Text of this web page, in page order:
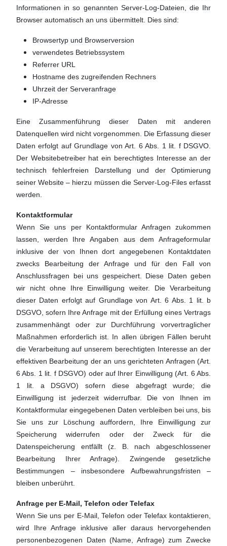
Informationen in so genannten Server-Log-Dateien, die Ihr
Browser automatisch an uns übermittelt. Dies sind:
Browsertyp und Browserversion
verwendetes Betriebssystem
Referrer URL
Hostname des zugreifenden Rechners
Uhrzeit der Serveranfrage
IP-Adresse
Eine Zusammenführung dieser Daten mit anderen
Datenquellen wird nicht vorgenommen. Die Erfassung dieser
Daten erfolgt auf Grundlage von Art. 6 Abs. 1 lit. f DSGVO.
Der Websitebetreiber hat ein berechtigtes Interesse an der
technisch fehlerfreien Darstellung und der Optimierung
seiner Website – hierzu müssen die Server-Log-Files erfasst
werden.
Kontaktformular
Wenn Sie uns per Kontaktformular Anfragen zukommen
lassen, werden Ihre Angaben aus dem Anfrageformular
inklusive der von Ihnen dort angegebenen Kontaktdaten
zwecks Bearbeitung der Anfrage und für den Fall von
Anschlussfragen bei uns gespeichert. Diese Daten geben
wir nicht ohne Ihre Einwilligung weiter. Die Verarbeitung
dieser Daten erfolgt auf Grundlage von Art. 6 Abs. 1 lit. b
DSGVO, sofern Ihre Anfrage mit der Erfüllung eines Vertrags
zusammenhängt oder zur Durchführung vorvertraglicher
Maßnahmen erforderlich ist. In allen übrigen Fällen beruht
die Verarbeitung auf unserem berechtigten Interesse an der
effektiven Bearbeitung der an uns gerichteten Anfragen (Art.
6 Abs. 1 lit. f DSGVO) oder auf Ihrer Einwilligung (Art. 6 Abs.
1 lit. a DSGVO) sofern diese abgefragt wurde; die
Einwilligung ist jederzeit widerrufbar. Die von Ihnen im
Kontaktformular eingegebenen Daten verbleiben bei uns, bis
Sie uns zur Löschung auffordern, Ihre Einwilligung zur
Speicherung widerrufen oder der Zweck für die
Datenspeicherung entfällt (z. B. nach abgeschlossener
Bearbeitung Ihrer Anfrage). Zwingende gesetzliche
Bestimmungen – insbesondere Aufbewahrungsfristen –
bleiben unberührt.
Anfrage per E-Mail, Telefon oder Telefax
Wenn Sie uns per E-Mail, Telefon oder Telefax kontaktieren,
wird Ihre Anfrage inklusive aller daraus hervorgehenden
personenbezogenen Daten (Name, Anfrage) zum Zwecke